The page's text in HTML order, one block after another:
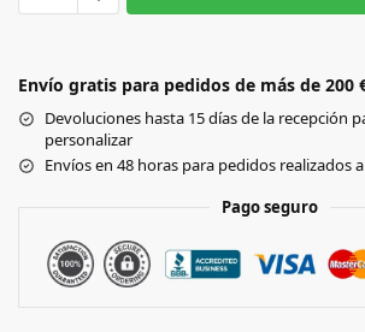
BLACK/BLACK
CLASSIC RED/WHITE
PASTEL PINK/PASTEL PINK
Envío gratis para pedidos de más de 200
Devoluciones hasta 15 días de la recepción
personalizar
Envíos en 48 horas para pedidos realizados
Pago seguro